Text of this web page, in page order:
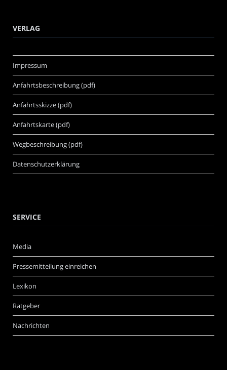
VERLAG
Impressum
Anfahrtsbeschreibung (pdf)
Anfahrtsskizze (pdf)
Anfahrtskarte (pdf)
Wegbeschreibung (pdf)
Datenschutzerklärung
SERVICE
Media
Pressemitteilung einreichen
Lexikon
Ratgeber
Nachrichten